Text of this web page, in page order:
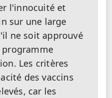
l'innocuité et
sur une large
ne soit approuvé
Les critères
des vaccins
car les